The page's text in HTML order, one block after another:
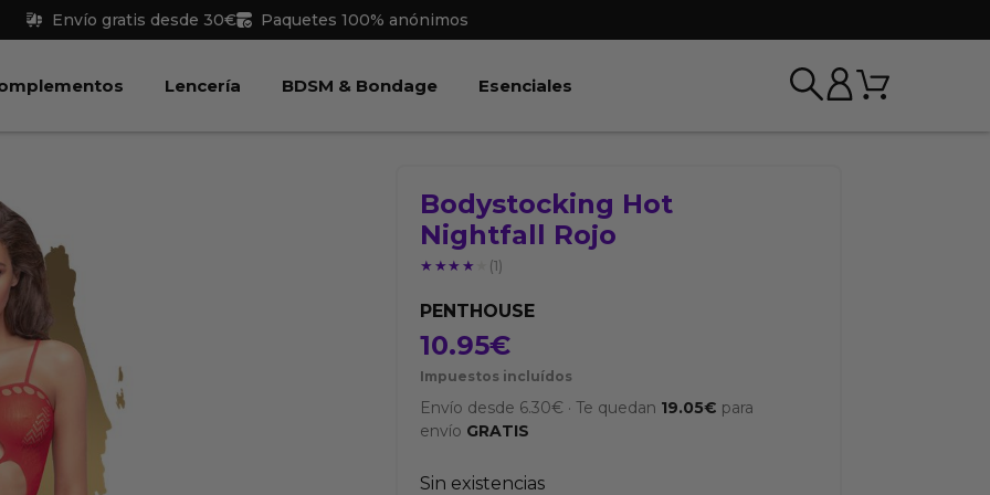
Envío gratis desde 30€ Paquetes 100% anónimos
Juguetes Abrir Complementos
Lencería Abrir Lencería
BDSM & Bondage Abrir BDSM & Bondage
Esenciales Carrito
Bodystocking Hot
Nightfall Rojo
★★★★★
★★★★★ (1)
PENTHOUSE
10.95€
Impuestos incluídos
Envío desde 6.30€ ·Te quedan 19.05€ para
envío GRATIS
Sin existencias